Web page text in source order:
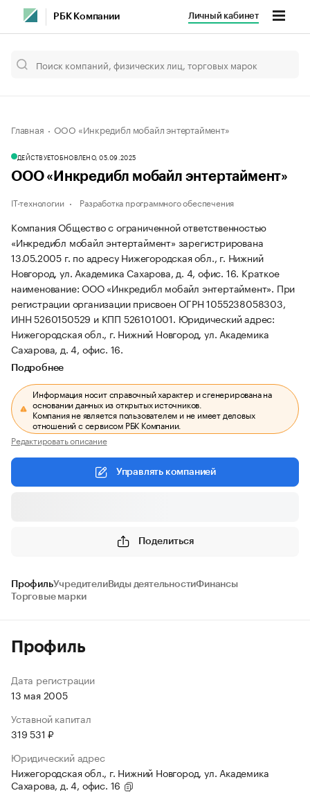
РБК Компании Личный кабинет
Главная ООО «Инкредибл мобайл энтертаймент»
ДЕЙСТВУЕТОБНОВЛЕНО, 05.09.2025
ООО «Инкредибл мобайл энтертаймент»
IT-технологии Разработка программного обеспечения
Компания Общество с ограниченной ответственностью
«Инкредибл мобайл энтертаймент» зарегистрирована
13.05.2005 г. по адресу Нижегородская обл., г. Нижний
Новгород, ул. Академика Сахарова, д. 4, офис. 16. Краткое
наименование: ООО «Инкредибл мобайл энтертаймент». При
регистрации организации присвоен ОГРН 1055238058303,
ИНН 5260150529 и КПП 526101001. Юридический адрес:
Нижегородская обл., г. Нижний Новгород, ул. Академика
Сахарова, д. 4, офис. 16.
Подробнее
Информация носит справочный характер и сгенерирована на
основании данных из открытых источников.
Компания не является пользователем и не имеет деловых
отношений с сервисом РБК Компании.
Редактировать описание
Управлять компанией
Поделиться
ПрофильУчредителиВиды деятельностиФинансы
Торговые марки
Профиль
Дата регистрации
13 мая 2005
Уставной капитал
319 531 ₽
Юридический адрес
Нижегородская обл., г. Нижний Новгород, ул. Академика
Сахарова, д. 4, офис. 16